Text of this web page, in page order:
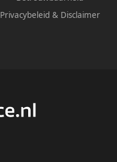
Privacybeleid & Disclaimer